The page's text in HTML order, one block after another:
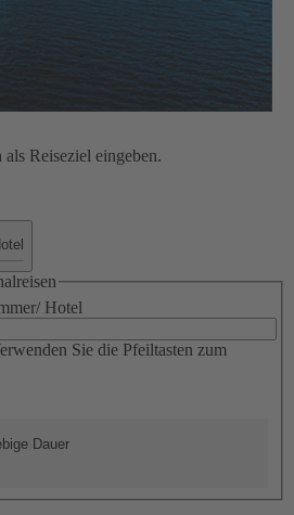
Reiseziel eingeben.
Hotel
Sie die Pfeiltasten zum
Dauer